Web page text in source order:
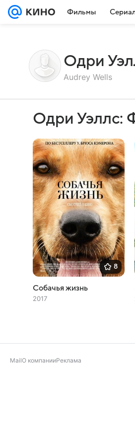
Фильмы
Одри
Audrey Wells
Одри Уэллс:
8
Собачья жизнь
2017
MailО компанииРеклама